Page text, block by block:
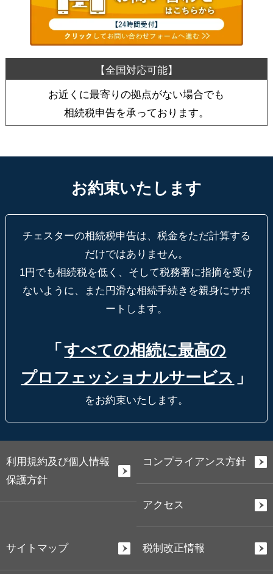
お近くに最寄りの拠点がない場合でも
相続税申告を承っております。
お約束いたします
チェスターの相続税申告は、税金をただ計算する
だけではありません。
1円でも相続税を低く、そして税務署に指摘を受け
ないように、
また円滑な相続手続きを親身にサポ
ートします。
「 すべての相続に最高の
プロフェッショナルサービス 」
をお約束いたします。
利用規約及び個人情報
保護方針
コンプライアンス方針
アクセス
サイトマップ 税制改正情報